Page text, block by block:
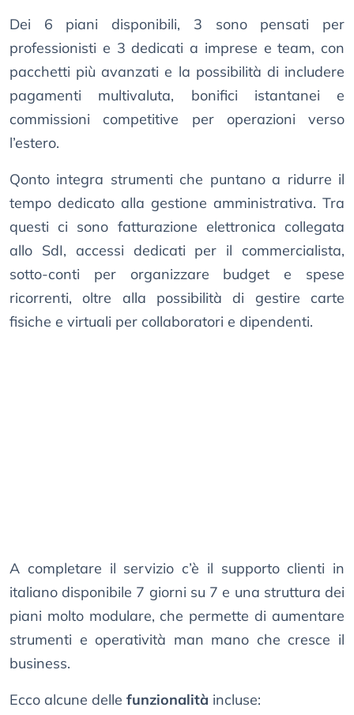
Dei 6 piani disponibili, 3 sono pensati per
professionisti e 3 dedicati a imprese e team, con
pacchetti più avanzati e la possibilità di includere
pagamenti multivaluta, bonifici istantanei e
commissioni competitive per operazioni verso
l’estero.
Qonto integra strumenti che puntano a ridurre il
tempo dedicato alla gestione amministrativa. Tra
questi ci sono fatturazione elettronica collegata
allo SdI, accessi dedicati per il commercialista,
sotto-conti per organizzare budget e spese
ricorrenti, oltre alla possibilità di gestire carte
fisiche e virtuali per collaboratori e dipendenti.
A completare il servizio c’è il supporto clienti in
italiano disponibile 7 giorni su 7 e una struttura dei
piani molto modulare, che permette di aumentare
strumenti e operatività man mano che cresce il
business.
Ecco alcune delle funzionalità incluse: